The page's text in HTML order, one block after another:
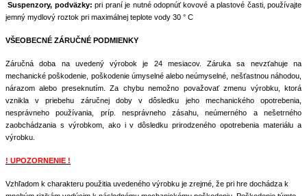
Suspenzory, podväzky:pri praní je nutné odopnúť kovové a plastové časti, používajte
jemný mydlový roztok pri maximálnej teplote vody 30 ° C
VŠEOBECNÉ ZÁRUČNÉ PODMIENKY
Záručná doba na uvedený výrobok je 24 mesiacov. Záruka sa nevzťahuje na
mechanické poškodenie, poškodenie úmyselné alebo neúmyselné, nešťastnou náhodou,
nárazom alebo preseknutím. Za chybu nemožno považovať zmenu výrobku, ktorá
vznikla v priebehu záručnej doby v dôsledku jeho mechanického opotrebenia,
nesprávneho používania, príp. nesprávneho zásahu, neúmerného a nešetrného
zaobchádzania s výrobkom, ako i v dôsledku prirodzeného opotrebenia materiálu a
výrobku.
! UPOZORNENIE !
Vzhľadom k charakteru použitia uvedeného výrobku je zrejmé, že pri hre dochádza k